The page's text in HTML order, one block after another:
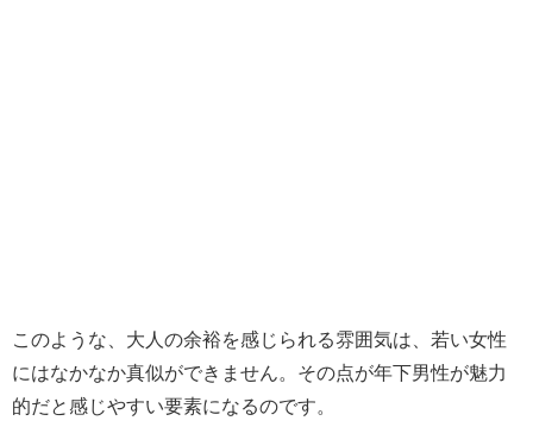
このような、大人の余裕を感じられる雰囲気は、若い女性
にはなかなか真似ができません。その点が年下男性が魅力
的だと感じやすい要素になるのです。